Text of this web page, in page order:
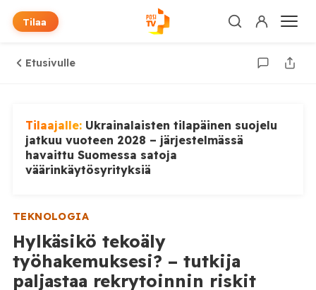
Tilaa
Etusivulle
Tilaajalle: Ukrainalaisten tilapäinen suojelu
jatkuu vuoteen 2028 – järjestelmässä
havaittu Suomessa satoja
väärinkäytösyrityksiä
TEKNOLOGIA
Hylkäsikö tekoäly
työhakemuksesi? – tutkija
paljastaa rekrytoinnin riskit